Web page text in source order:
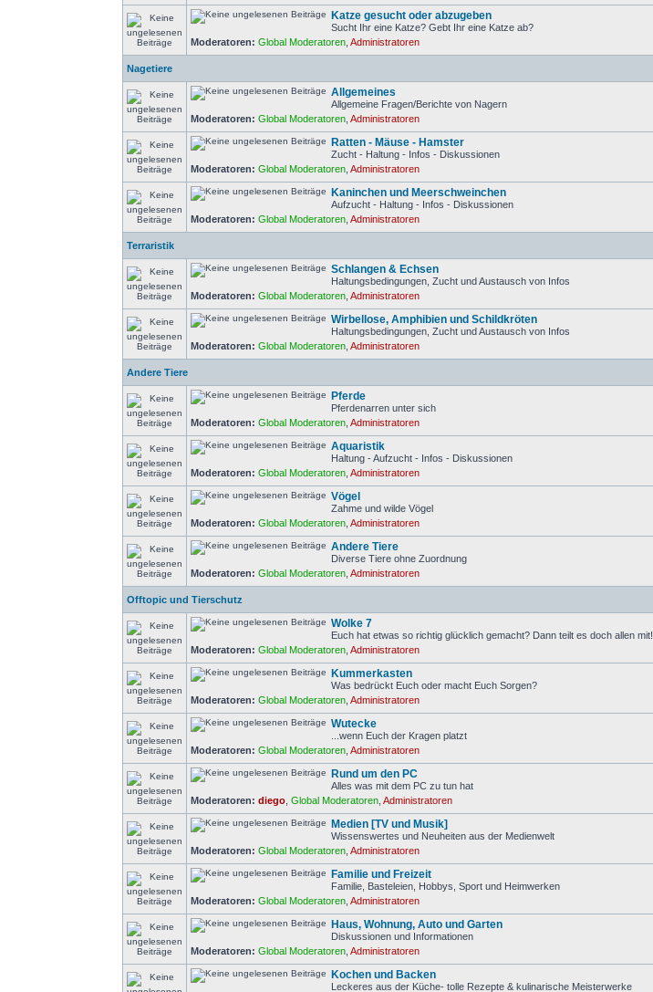
Katze gesucht oder abzugeben
Sucht Ihr eine Katze? Gebt Ihr eine Katze ab?
Moderatoren: Global Moderatoren ,Administratoren
Nagetiere
Allgemeines
Allgemeine Fragen/Berichte von Nagern
Moderatoren: Global Moderatoren ,Administratoren
Ratten - Mäuse - Hamster
Zucht - Haltung - Infos - Diskussionen
Moderatoren: Global Moderatoren ,Administratoren
Kaninchen und Meerschweinchen
Aufzucht - Haltung - Infos - Diskussionen
Moderatoren: Global Moderatoren ,Administratoren
Terraristik
Schlangen & Echsen
Haltungsbedingungen, Zucht und Austausch von Infos
Moderatoren: Global Moderatoren ,Administratoren
Wirbellose, Amphibien und Schildkröten
Haltungsbedingungen, Zucht und Austausch von Infos
Moderatoren: Global Moderatoren ,Administratoren
Andere Tiere
Pferde
Pferdenarren unter sich
Moderatoren: Global Moderatoren ,Administratoren
Aquaristik
Haltung - Aufzucht - Infos - Diskussionen
Moderatoren: Global Moderatoren ,Administratoren
Vögel
Zahme und wilde Vögel
Moderatoren: Global Moderatoren ,Administratoren
Andere Tiere
Diverse Tiere ohne Zuordnung
Moderatoren: Global Moderatoren ,Administratoren
Offtopic und Tierschutz
Wolke 7
Euch hat etwas so richtig glücklich gemacht? Dann teilt es doch allen mit!
Moderatoren: Global Moderatoren ,Administratoren
Kummerkasten
Was bedrückt Euch oder macht Euch Sorgen?
Moderatoren: Global Moderatoren ,Administratoren
Wutecke
...wenn Euch der Kragen platzt
Moderatoren: Global Moderatoren ,Administratoren
Rund um den PC
Alles was mit dem PC zu tun hat
Moderatoren: diego ,Global Moderatoren ,Administratoren
Medien [TV und Musik]
Wissenswertes und Neuheiten aus der Medienwelt
Moderatoren: Global Moderatoren ,Administratoren
Familie und Freizeit
Familie, Basteleien, Hobbys, Sport und Heimwerken
Moderatoren: Global Moderatoren ,Administratoren
Haus, Wohnung, Auto und Garten
Diskussionen und Informationen
Moderatoren: Global Moderatoren ,Administratoren
Kochen und Backen
Leckeres aus der Küche- tolle Rezepte & kulinarische Meisterwerke